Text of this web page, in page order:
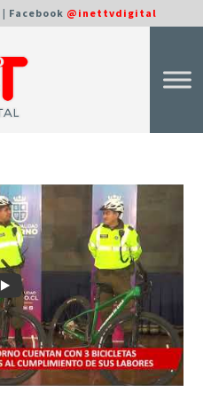
| Facebook @inettvdigital